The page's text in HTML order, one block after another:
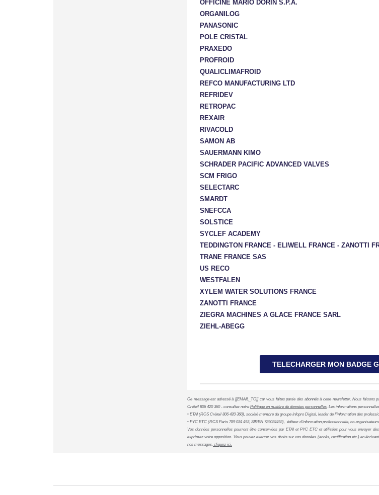
OFFICINE MARIO DORIN S.P.A.
ORGANILOG
PANASONIC
POLE CRISTAL
PRAXEDO
PROFROID
QUALICLIMAFROID
REFCO MANUFACTURING LTD
REFRIDEV
RETROPAC
REXAIR
RIVACOLD
SAMON AB
SAUERMANN KIMO
SCHRADER PACIFIC ADVANCED VALVES
SCM FRIGO
SELECTARC
SMARDT
SNEFCCA
SOLSTICE
SYCLEF ACADEMY
TEDDINGTON FRANCE - ELIWELL FRANCE - ZANOTTI
TRANE FRANCE SAS
US RECO
WESTFALEN
XYLEM WATER SOLUTIONS FRANCE
ZANOTTI FRANCE
ZIEGRA MACHINES A GLACE FRANCE SARL
ZIEHL-ABEGG
TELECHARGER MON BADGE
Ce message est adressé à [[EMAIL_TO]] car vous faites partie des abonnés à cette newsletter. Nous faisons
Créteil 806 420 360 - consultez notre Politique en matière de données personnelles. Les informations
• ETAI (RCS Créteil 806 420 360), société membre du groupe Infopro Digital, leader de l'information des
• PYC ETC (RCS Paris 789 034 493, SIREN 789034493), éditeur d’information professionnelle, co-
Vos données personnelles pourront être conservées par ETAI et PYC ETC et utilisées pour vous envoyer
exprimez votre opposition. Vous pouvez exercer vos droits sur vos données (accès, rectification etc.) en
nos messages, cliquez ici.